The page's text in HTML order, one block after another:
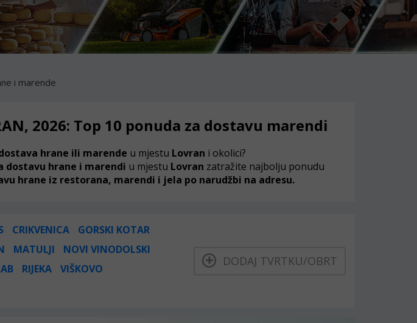
i marende
2026: Top 10 ponuda za dostavu marendi
hrane ili marende u mjestu Lovran i okolici?
dostavu hrane i marendi u mjestu Lovran zatražite najbolju ponudu
hrane iz restorana, marendi i jela po narudžbi na adresu.
CRIKVENICA
GORSKI KOTAR
MATULJI
NOVI VINODOLSKI
RIJEKA VIŠKOVO
DODAJ TVRTKU/OBRT